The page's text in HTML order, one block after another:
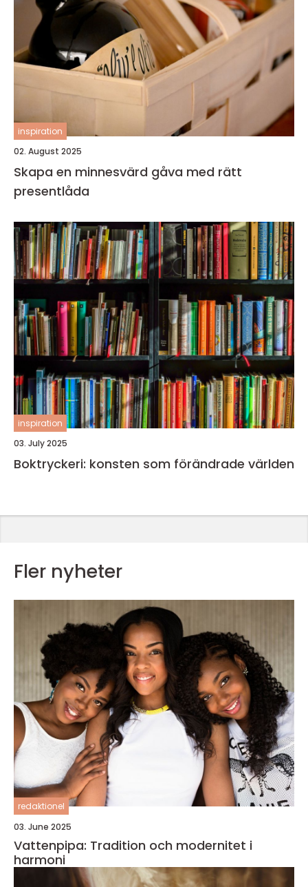
inspiration
02. August 2025
Skapa en minnesvärd gåva med rätt
presentlåda
inspiration
03. July 2025
Boktryckeri: konsten som förändrade världen
Fler nyheter
redaktionel
03. June 2025
Vattenpipa: Tradition och modernitet i
harmoni